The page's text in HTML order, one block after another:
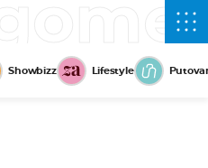
Showbizz Lifestyle